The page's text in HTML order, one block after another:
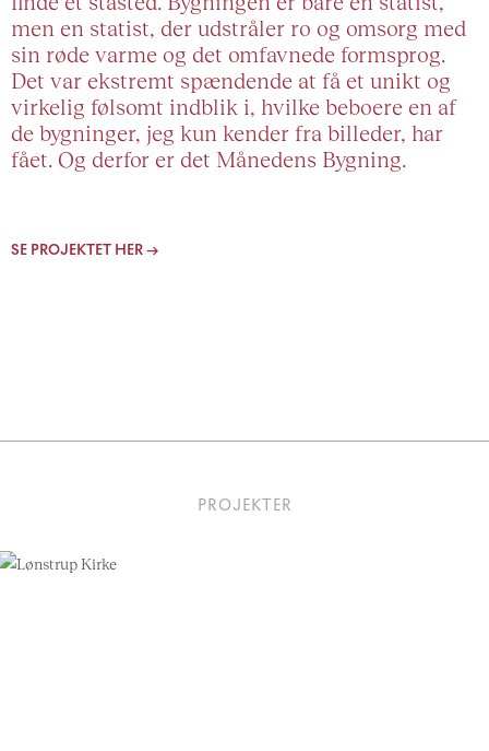
men en statist, der udstråler ro og omsorg med
sin røde varme og det omfavnede formsprog.
Det var ekstremt spændende at få et unikt og
virkelig følsomt indblik i, hvilke beboere en af
de bygninger, jeg kun kender fra billeder, har
fået. Og derfor er det Månedens Bygning.
SE PROJEKTET HER →
PROJEKTER